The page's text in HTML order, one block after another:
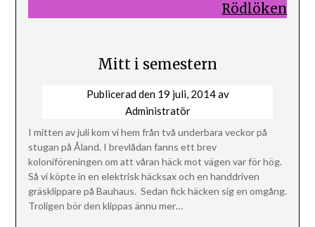
Rödlöken
Mitt i semestern
Publicerad den 19 juli, 2014av
Administratör
I mitten av juli kom vi hem från två underbara veckor på
stugan på Åland. I brevlådan fanns ett brev
koloniföreningen om att våran häck mot vägen var för hög.
Så vi köpte in en elektrisk häcksax och en handdriven
gräsklippare på Bauhaus. Sedan fick häcken sig en omgång.
Troligen bör den klippas ännu mer…